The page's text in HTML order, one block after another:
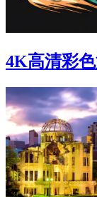
4K高清彩